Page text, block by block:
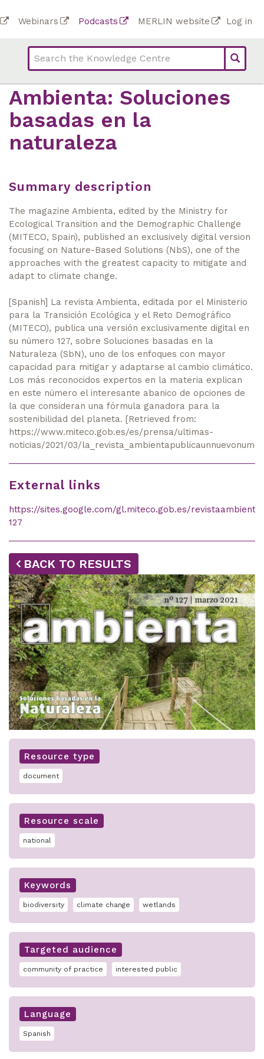
to
content
Top
bar
links
(Academy)
Webinars Podcasts MERLIN website
Top
Log in
Ambienta: Soluciones
basadas en la
naturaleza
Summary description
The magazine Ambienta, edited by the Ministry for
Ecological Transition and the Demographic Challenge
(MITECO, Spain), published an exclusively digital version
focusing on Nature-Based Solutions (NbS), one of the
approaches with the greatest capacity to mitigate and
adapt to climate change.
[Spanish] La revista Ambienta, editada por el Ministerio
para la Transición Ecológica y el Reto Demográfico
(MITECO), publica una versión exclusivamente digital en
su número 127, sobre Soluciones basadas en la
Naturaleza (SbN), uno de los enfoques con mayor
capacidad para mitigar y adaptarse al cambio climático.
Los más reconocidos expertos en la materia explican
en este número el interesante abanico de opciones de
la que consideran una fórmula ganadora para la
sostenibilidad del planeta. [Retrieved from:
https://www.miteco.gob.es/es/prensa/ultimas-
noticias/2021/03/
External links
https://sites.google.com/gl.miteco.gob.es/
127
BACK TO RESULTS
Resource type
document
Resource scale
national
Keywords
biodiversity climate change wetlands
Targeted audience
community of practice interested public
Language
Spanish